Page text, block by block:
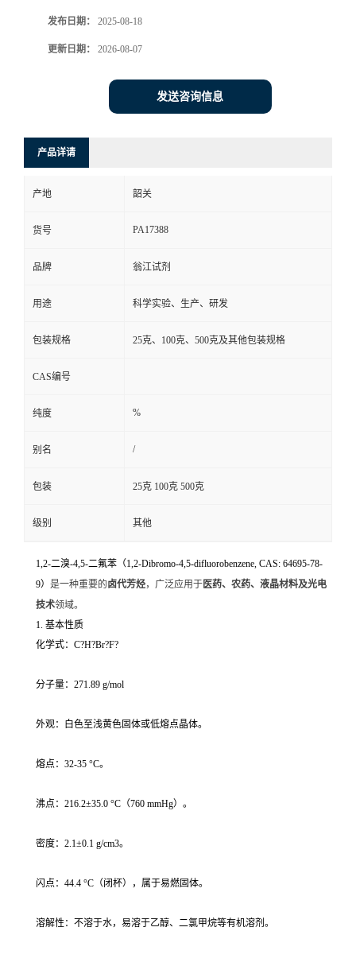
发布日期： 2025-08-18
更新日期： 2026-08-07
发送咨询信息
产品详请
产地 韶关
货号 PA17388
品牌 翁江试剂
用途 科学实验、生产、研发
包装规格 25克、100克、500克及其他包装规格
CAS编号
纯度 %
别名 /
包装 25克 100克 500克
级别 其他
1,2-二溴-4,5-二氟苯（1,2-Dibromo-4,5-difluorobenzene, CAS: 64695-78-
9） 是一种重要的卤代芳烃，广泛应用于医药、农药、液晶材料及光电
技术领域。
1. 基本性质
化学式：C?H?Br?F?
分子量：271.89 g/mol
外观：白色至浅黄色固体或低熔点晶体。
熔点：32-35 °C。
沸点：216.2±35.0 °C（760 mmHg）。
密度：2.1±0.1 g/cm3。
闪点：44.4 °C（闭杯），属于易燃固体。
溶解性：不溶于水，易溶于乙醇、二氯甲烷等有机溶剂。